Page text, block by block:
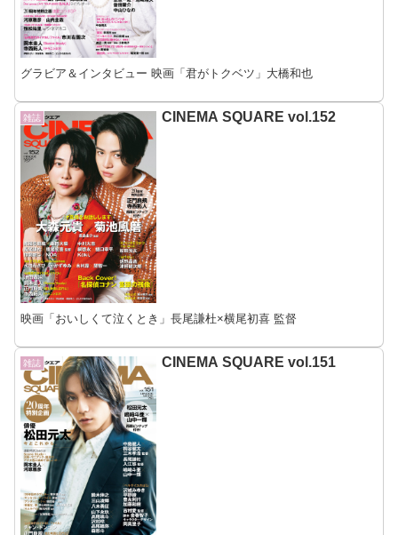
グラビア＆インタビュー 映画「君がトクベツ」大橋和也
雑誌 CINEMA SQUARE vol.152
映画「おいしくて泣くとき」長尾謙杜×横尾初喜 監督
雑誌 CINEMA SQUARE vol.151